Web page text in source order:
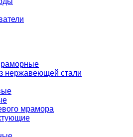
нержавеющей стали
мрамора